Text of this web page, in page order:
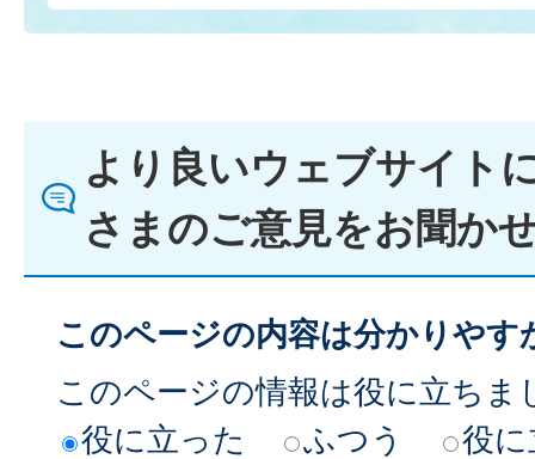
より良いウェブサイト
さまのご意見をお聞か
このページの内容は分かりやす
このページの情報は役に立ちま
役に立った
ふつう 役